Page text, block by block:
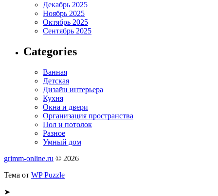
Декабрь 2025
Ноябрь 2025
Октябрь 2025
Сентябрь 2025
Categories
Ванная
Детская
Дизайн интерьера
Кухня
Окна и двери
Организация пространства
Пол и потолок
Разное
Умный дом
grimm-online.ru © 2026
Тема от WP Puzzle
➤